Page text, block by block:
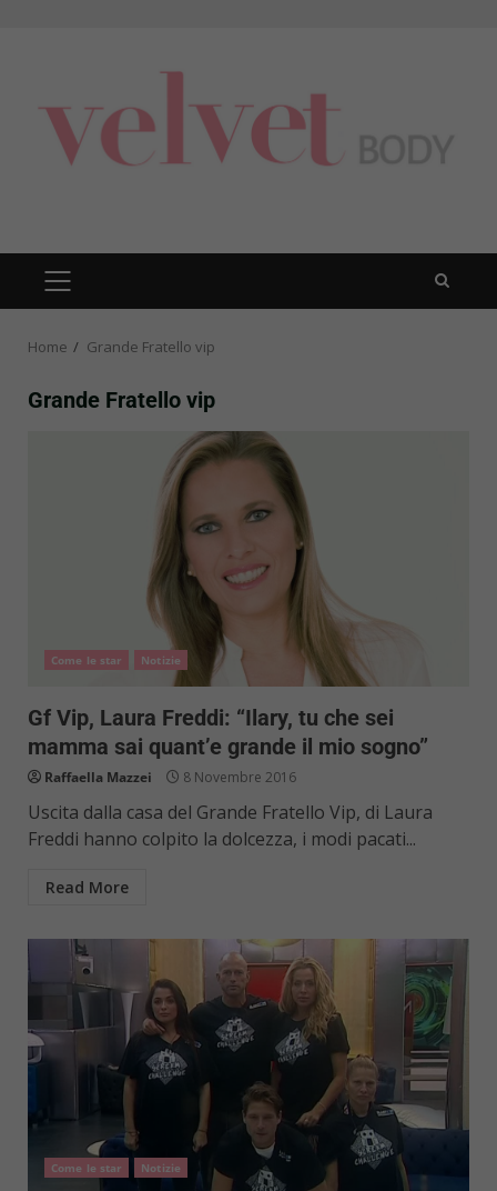
PRIMARY
MENU
Home Grande Fratello vip
Grande Fratello vip
Come le star Notizie
Gf Vip, Laura Freddi: “Ilary, tu che sei
mamma sai quant’e grande il mio sogno”
Raffaella Mazzei 8 Novembre 2016
Uscita dalla casa del Grande Fratello Vip, di Laura
Freddi hanno colpito la dolcezza, i modi pacati...
Read More
Come le star Notizie